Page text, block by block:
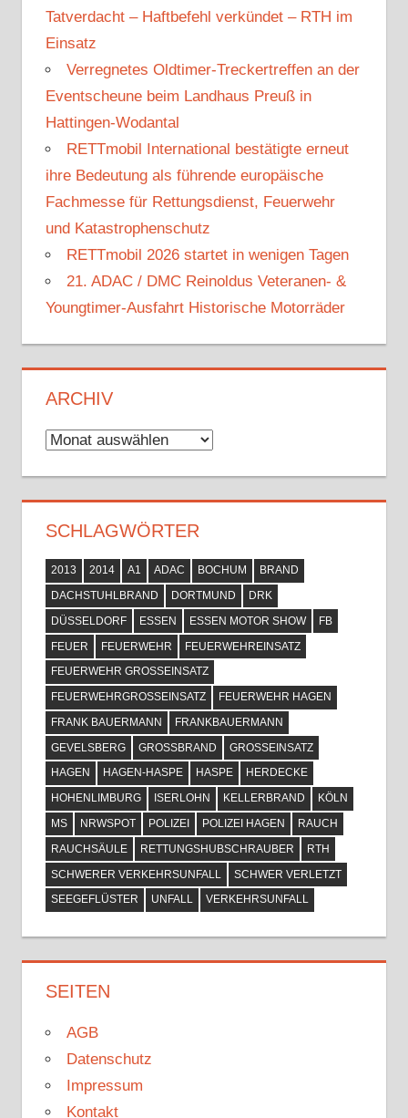
Tatverdacht – Haftbefehl verkündet – RTH im
Einsatz
Verregnetes Oldtimer-Treckertreffen an der
Eventscheune beim Landhaus Preuß in
Hattingen-Wodantal
RETTmobil International bestätigte erneut
ihre Bedeutung als führende europäische
Fachmesse für Rettungsdienst, Feuerwehr
und Katastrophenschutz
RETTmobil 2026 startet in wenigen Tagen
21. ADAC / DMC Reinoldus Veteranen- &
Youngtimer-Ausfahrt Historische Motorräder
ARCHIV
Archiv
SCHLAGWÖRTER
2013 2014 A1 ADAC BOCHUM
BRAND
DACHSTUHLBRAND
DORTMUND
DRK
DÜSSELDORF
ESSEN ESSEN MOTOR SHOW
FB
FEUER
FEUERWEHR
FEUERWEHREINSATZ
FEUERWEHR GROSSEINSATZ
FEUERWEHRGROSSEINSATZ
FEUERWEHR HAGEN
FRANK BAUERMANN
FRANKBAUERMANN
GEVELSBERG
GROSSBRAND
GROSSEINSATZ
HAGEN
HAGEN-HASPE HASPE
HERDECKE
HOHENLIMBURG
ISERLOHN KELLERBRAND
KÖLN
MS
NRWSPOT POLIZEI POLIZEI HAGEN
RAUCH
RAUCHSÄULE
RETTUNGSHUBSCHRAUBER
RTH
SCHWERER VERKEHRSUNFALL
SCHWER VERLETZT
SEEGEFLÜSTER
UNFALL VERKEHRSUNFALL
SEITEN
AGB
Datenschutz
Impressum
Kontakt